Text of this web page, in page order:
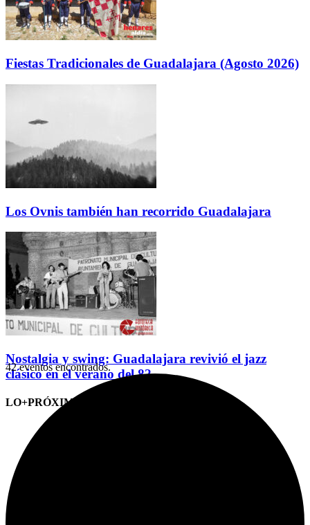
Fiestas Tradicionales de Guadalajara (Agosto 2026)
Los Ovnis también han recorrido Guadalajara
Nostalgia y swing: Guadalajara revivió el jazz
clásico en el verano del 82
LO+PRÓXIMO (CITAS)
42 eventos encontrados.